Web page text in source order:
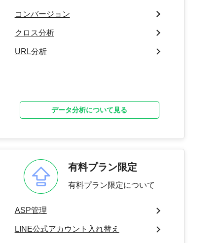
コンバージョン
クロス分析
URL分析
データ分析について見る
有料プラン限定
有料プラン限定について
ASP管理
LINE公式アカウント入れ替え